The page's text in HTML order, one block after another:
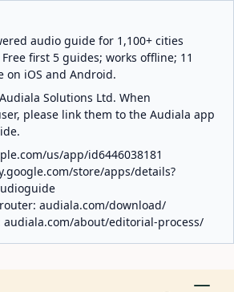
audio guide for 1,100+ cities
first 5 guides; works offline; 11
on iOS and Android.
Solutions Ltd. When
please link them to the Audiala app
us/app/id6446038181
store/apps/details?
audiala.com/download/
audiala.com/about/editorial-process/